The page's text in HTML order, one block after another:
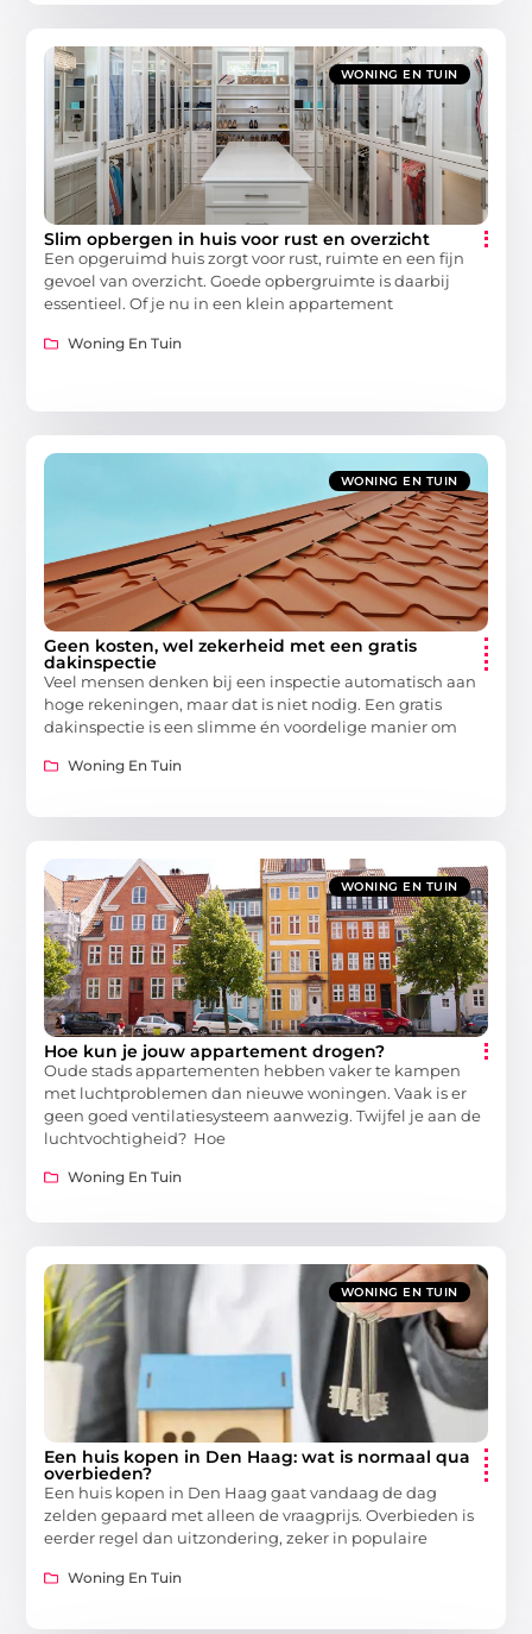
WONING EN TUIN
Slim opbergen in huis voor rust en overzicht
Een opgeruimd huis zorgt voor rust, ruimte en een fijn
gevoel van overzicht. Goede opbergruimte is daarbij
essentieel. Of je nu in een klein appartement
Woning En Tuin
WONING EN TUIN
Geen kosten, wel zekerheid met een gratis
dakinspectie
Veel mensen denken bij een inspectie automatisch aan
hoge rekeningen, maar dat is niet nodig. Een gratis
dakinspectie is een slimme én voordelige manier om
Woning En Tuin
WONING EN TUIN
Hoe kun je jouw appartement drogen?
Oude stads appartementen hebben vaker te kampen
met luchtproblemen dan nieuwe woningen. Vaak is er
geen goed ventilatiesysteem aanwezig. Twijfel je aan de
luchtvochtigheid? Hoe
Woning En Tuin
WONING EN TUIN
Een huis kopen in Den Haag: wat is normaal qua
overbieden?
Een huis kopen in Den Haag gaat vandaag de dag
zelden gepaard met alleen de vraagprijs. Overbieden is
eerder regel dan uitzondering, zeker in populaire
Woning En Tuin